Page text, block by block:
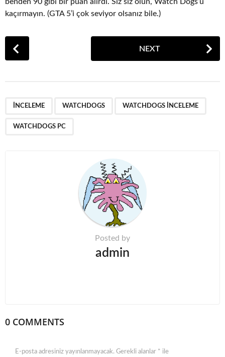
kaçırmayın. (GTA 5’i çok seviyor olsanız bile.)
NEXT
INCELEME WATCHDOGS WATCHDOGS INCELEME
WATCHDOGS PC
Posted by
admin
0 COMMENTS
E-posta adresiniz yayınlanmayacak. Gerekli alanlar * ile